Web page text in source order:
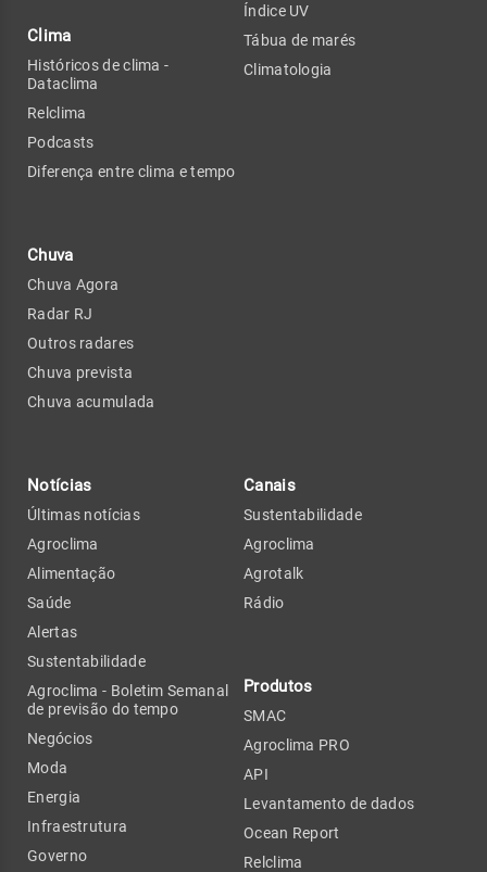
Clima
Históricos de clima -
Dataclima
Relclima
Podcasts
Diferença entre clima e tempo
Chuva
Chuva Agora
Radar RJ
Outros radares
Chuva prevista
Chuva acumulada
Índice UV
Tábua de marés
Climatologia
Notícias
Últimas notícias
Agroclima
Alimentação
Saúde
Alertas
Sustentabilidade
Agroclima - Boletim Semanal
de previsão do tempo
Negócios
Moda
Energia
Infraestrutura
Governo
Canais
Sustentabilidade
Agroclima
Agrotalk
Rádio
Produtos
SMAC
Agroclima PRO
API
Levantamento de dados
Ocean Report
Relclima